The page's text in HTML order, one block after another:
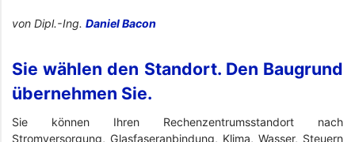
von Dipl.-Ing. Daniel Bacon
Sie wählen den Standort. Den Baugrund
übernehmen Sie.
Sie können Ihren Rechenzentrumsstandort nach
Stromversorgung, Glasfaseranbindung, Klima, Wasser, Steuern